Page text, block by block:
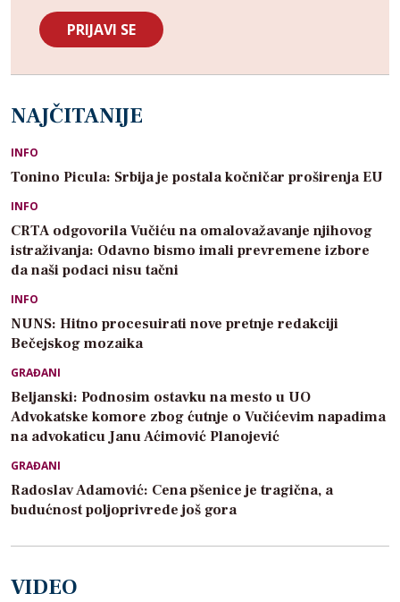
NAJČITANIJE
INFO
Tonino Picula: Srbija je postala kočničar proširenja EU
INFO
CRTA odgovorila Vučiću na omalovažavanje njihovog
istraživanja: Odavno bismo imali prevremene izbore
da naši podaci nisu tačni
INFO
NUNS: Hitno procesuirati nove pretnje redakciji
Bečejskog mozaika
GRAĐANI
Beljanski: Podnosim ostavku na mesto u UO
Advokatske komore zbog ćutnje o Vučićevim napadima
na advokaticu Janu Aćimović Planojević
GRAĐANI
Radoslav Adamović: Cena pšenice je tragična, a
budućnost poljoprivrede još gora
VIDEO